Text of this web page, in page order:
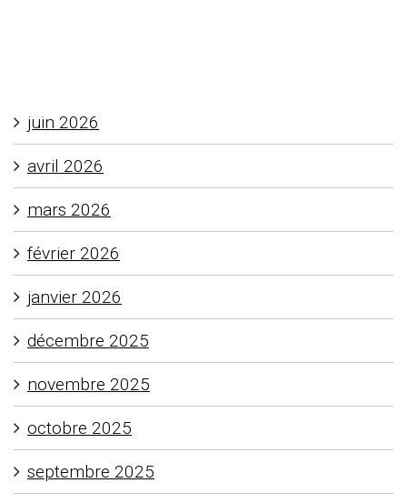
juin 2026
avril 2026
mars 2026
février 2026
janvier 2026
décembre 2025
novembre 2025
octobre 2025
septembre 2025